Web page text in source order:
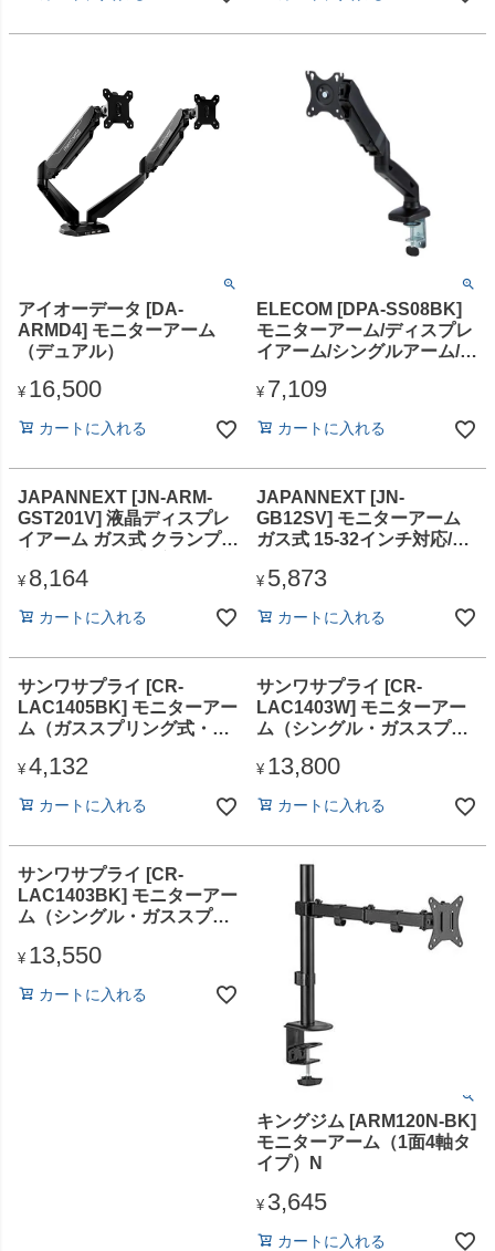
アイオーデータ [DA-
ARMD4] モニターアーム
（デュアル）
¥ 16,500
カートに入れる
ELECOM [DPA-SS08BK]
モニターアーム/ディスプレ
イアーム/シングルアーム/シ
¥ 7,109
カートに入れる
JAPANNEXT [JN-ARM-
GST201V] 液晶ディスプレ
イアーム ガス式 クランプ対
15kg 3軸/2年保証
¥ 8,164
カートに入れる
JAPANNEXT [JN-
GB12SV] モニターアーム
ガス式 15-32インチ対応/2
¥ 5,873
カートに入れる
サンワサプライ [CR-
LAC1405BK] モニターアー
ム（ガススプリング式・シ
¥ 4,132
カートに入れる
サンワサプライ [CR-
LAC1403W] モニターアー
ム（シングル・ガススプリ
ンプ・ホワイト）
¥ 13,800
カートに入れる
サンワサプライ [CR-
LAC1403BK] モニターアー
ム（シングル・ガススプリ
ンプ・ブラック）
¥ 13,550
カートに入れる
キングジム [ARM120N-BK]
モニターアーム（1面4軸タ
イプ）N
¥ 3,645
カートに入れる